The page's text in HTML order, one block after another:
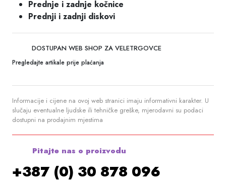
Prednje i zadnje kočnice
Prednji i zadnji diskovi
DOSTUPAN WEB SHOP ZA VELETRGOVCE
Pregledajte artikale prije plaćanja
Informacije i cijene na ovoj web stranici imaju informativni karakter. U
slučaju eventualne ljudske ili tehničke greške, mjerodavni su podaci
dostupni na prodajnim mjestima
Pitajte nas o proizvodu
+387 (0) 30 878 096